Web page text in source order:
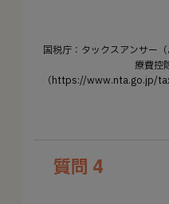
国税庁：タックスアンサー
療費控
（https://www.nta.go.jp/
質問 4